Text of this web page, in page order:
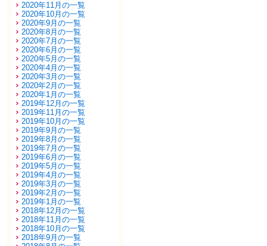
2020年11月の一覧
2020年10月の一覧
2020年9月の一覧
2020年8月の一覧
2020年7月の一覧
2020年6月の一覧
2020年5月の一覧
2020年4月の一覧
2020年3月の一覧
2020年2月の一覧
2020年1月の一覧
2019年12月の一覧
2019年11月の一覧
2019年10月の一覧
2019年9月の一覧
2019年8月の一覧
2019年7月の一覧
2019年6月の一覧
2019年5月の一覧
2019年4月の一覧
2019年3月の一覧
2019年2月の一覧
2019年1月の一覧
2018年12月の一覧
2018年11月の一覧
2018年10月の一覧
2018年9月の一覧